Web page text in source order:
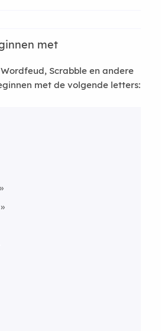
met
Scrabble en andere
met de volgende letters: